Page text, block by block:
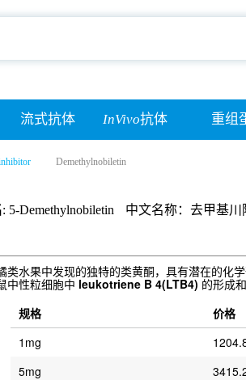
流式抗体 InVivo抗体 重组
Demethylnobiletin
: 5-Demethylnobiletin 中文名称：去甲基川
水果中发现的独特的类黄酮，具有潜在的化
中性粒细胞中 leukotriene B 4(LTB4) 的形成
规格 价格
1mg
5mg